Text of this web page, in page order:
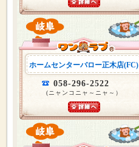
ホームセンターバロー正木店(FC)
058-296-2522
(ニャンコニャ～ニャ～）